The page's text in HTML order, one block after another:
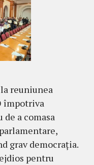
reuniunea
împotriva
a comasa
grav democrația.
pentru